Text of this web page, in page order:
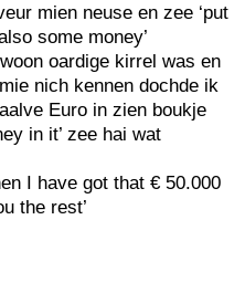
mien neuse en zee ‘put
some money’
oardige kirrel was en
nich kennen dochde ik
Euro in zien boukje
in it’ zee hai wat
I have got that € 50.000
the rest’